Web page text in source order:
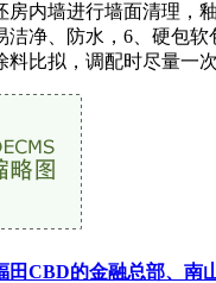
房内墙进行墙面清理，
洁净、防水，6、硬包
料比拟，调配时尽量一
田CBD的金融总部、南